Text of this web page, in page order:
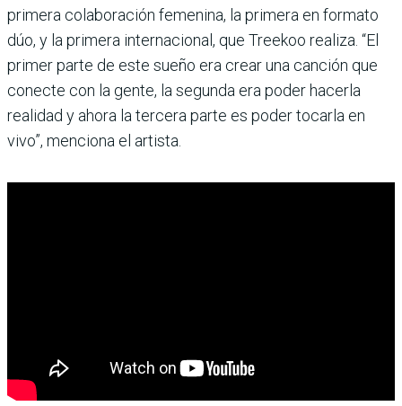
primera colaboración femenina, la primera en formato
dúo, y la primera internacional, que Treekoo realiza. “El
primer parte de este sueño era crear una canción que
conecte con la gente, la segunda era poder hacerla
realidad y ahora la tercera parte es poder tocarla en
vivo”, menciona el artista.